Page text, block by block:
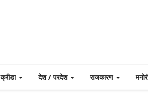
क्रीडा देश / परदेश राजकारण